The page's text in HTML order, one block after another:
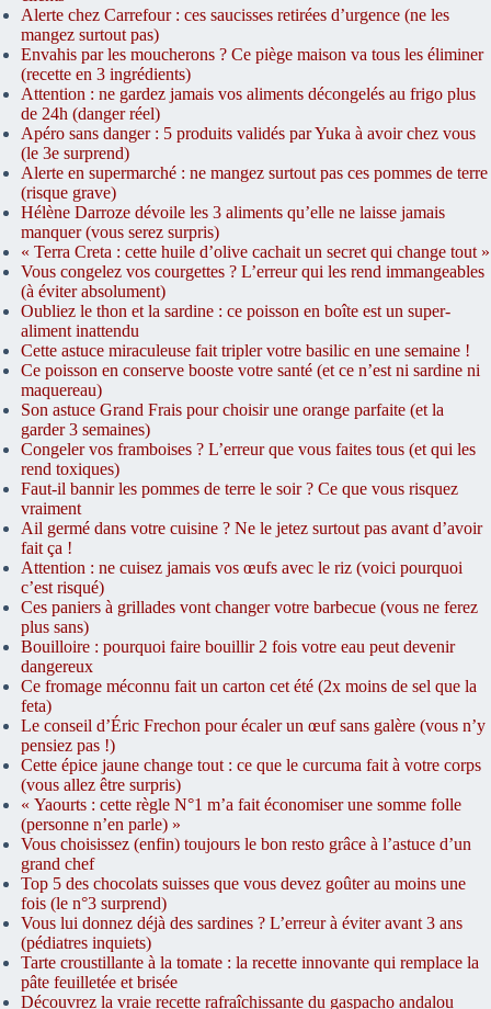
Alerte chez Carrefour : ces saucisses retirées d’urgence (ne les
mangez surtout pas)
Envahis par les moucherons ? Ce piège maison va tous les éliminer
(recette en 3 ingrédients)
Attention : ne gardez jamais vos aliments décongelés au frigo plus
de 24h (danger réel)
Apéro sans danger : 5 produits validés par Yuka à avoir chez vous
(le 3e surprend)
Alerte en supermarché : ne mangez surtout pas ces pommes de terre
(risque grave)
Hélène Darroze dévoile les 3 aliments qu’elle ne laisse jamais
manquer (vous serez surpris)
« Terra Creta : cette huile d’olive cachait un secret qui change tout »
Vous congelez vos courgettes ? L’erreur qui les rend immangeables
(à éviter absolument)
Oubliez le thon et la sardine : ce poisson en boîte est un super-
aliment inattendu
Cette astuce miraculeuse fait tripler votre basilic en une semaine !
Ce poisson en conserve booste votre santé (et ce n’est ni sardine ni
maquereau)
Son astuce Grand Frais pour choisir une orange parfaite (et la
garder 3 semaines)
Congeler vos framboises ? L’erreur que vous faites tous (et qui les
rend toxiques)
Faut-il bannir les pommes de terre le soir ? Ce que vous risquez
vraiment
Ail germé dans votre cuisine ? Ne le jetez surtout pas avant d’avoir
fait ça !
Attention : ne cuisez jamais vos œufs avec le riz (voici pourquoi
c’est risqué)
Ces paniers à grillades vont changer votre barbecue (vous ne ferez
plus sans)
Bouilloire : pourquoi faire bouillir 2 fois votre eau peut devenir
dangereux
Ce fromage méconnu fait un carton cet été (2x moins de sel que la
feta)
Le conseil d’Éric Frechon pour écaler un œuf sans galère (vous n’y
pensiez pas !)
Cette épice jaune change tout : ce que le curcuma fait à votre corps
(vous allez être surpris)
« Yaourts : cette règle N°1 m’a fait économiser une somme folle
(personne n’en parle) »
Vous choisissez (enfin) toujours le bon resto grâce à l’astuce d’un
grand chef
Top 5 des chocolats suisses que vous devez goûter au moins une
fois (le n°3 surprend)
Vous lui donnez déjà des sardines ? L’erreur à éviter avant 3 ans
(pédiatres inquiets)
Tarte croustillante à la tomate : la recette innovante qui remplace la
pâte feuilletée et brisée
Découvrez la vraie recette rafraîchissante du gaspacho andalou